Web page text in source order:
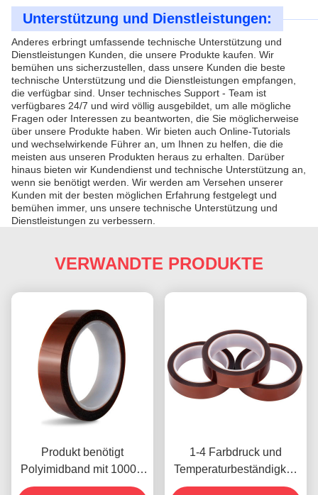
Unterstützung und Dienstleistungen:
Anderes erbringt umfassende technische Unterstützung und
Dienstleistungen Kunden, die unsere Produkte kaufen. Wir
bemühen uns sicherzustellen, dass unsere Kunden die beste
technische Unterstützung und die Dienstleistungen empfangen,
die verfügbar sind. Unser technisches Support - Team ist
verfügbares 24/7 und wird völlig ausgebildet, um alle mögliche
Fragen oder Interessen zu beantworten, die Sie möglicherweise
über unsere Produkte haben. Wir bieten auch Online-Tutorials
und wechselwirkende Führer an, um Ihnen zu helfen, die die
meisten aus unseren Produkten heraus zu erhalten. Darüber
hinaus bieten wir Kundendienst und technische Unterstützung an,
wenn sie benötigt werden. Wir werden am Versehen unserer
Kunden mit der besten möglichen Erfahrung festgelegt und
bemühen immer, uns unsere technische Unterstützung und
Dienstleistungen zu verbessern.
VERWANDTE PRODUKTE
Produkt benötigt
Polyimidband mit 1000V
Spannungsfestigkeit
1-4 Farbdruck und
Temperaturbeständigkeit
-10C-80C